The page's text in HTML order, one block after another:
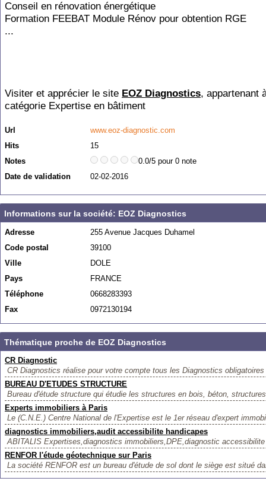
Conseil en rénovation énergétique
Formation FEEBAT Module Rénov pour obtention RGE
...
Visiter et apprécier le site EOZ Diagnostics, appartenant
catégorie Expertise en bâtiment
Url
www.eoz-diagnostic.com
Hits
15
Notes
0.0/5 pour 0 note
Date de validation
02-02-2016
Informations sur la société: EOZ Diagnostics
Adresse
255 Avenue Jacques Duhamel
Code postal
39100
Ville
DOLE
Pays
FRANCE
Téléphone
0668283393
Fax
0972130194
Thématique proche de EOZ Diagnostics
CR Diagnostic
CR Diagnostics réalise pour votre compte tous les Diagnostics
BUREAU D'ETUDES STRUCTURE
Bureau d'étude structure qui étudie les structures en bois, béton,
Experts immobiliers à Paris
Le (C.N.E.) Centre National de l'Expertise est le 1er réseau d'expert
diagnostics immobiliers,audit accessibilite handicapes
ABITALIS Expertises,diagnostics immobiliers,DPE,diagnostic
RENFOR l'étude géotechnique sur Paris
La société RENFOR est un bureau d'étude de sol dont le siège est situé